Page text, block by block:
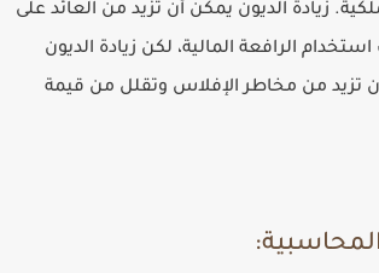
زيادة الديون يمكن أن تزيد من العائد على
الرافعة المالية، لكن زيادة الديون
من مخاطر الإفلاس وتقلل من قيمة